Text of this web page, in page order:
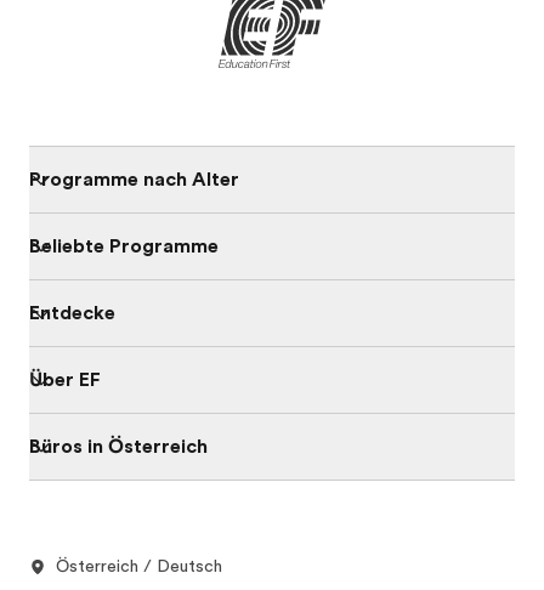
Programme nach Alter
Beliebte Programme
Entdecke
Über EF
Büros in Österreich
Österreich / Deutsch